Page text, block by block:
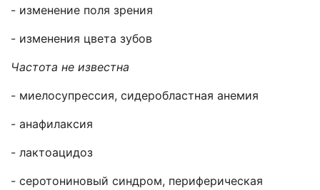
- изменение поля зрения
- изменения цвета зубов
Частота не известна
- миелосупрессия, сидеробластная анемия
- анафилаксия
- лактоацидоз
- серотониновый синдром, периферическая